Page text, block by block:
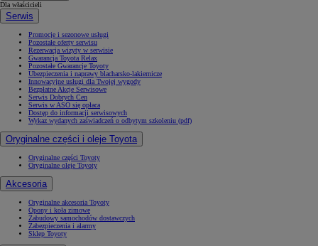
Dla właścicieli
Serwis
Promocje i sezonowe usługi
Pozostałe oferty serwisu
Rezerwacja wizyty w serwisie
Gwarancja Toyota Relax
Pozostałe Gwarancje Toyoty
Ubezpieczenia i naprawy blacharsko-lakiernicze
Innowacyjne usługi dla Twojej wygody
Bezpłatne Akcje Serwisowe
Serwis Dobrych Cen
Serwis w ASO się opłaca
Dostęp do informacji serwisowych
Wykaz wydanych zaświadczeń o odbytym szkoleniu (pdf)
Oryginalne części i oleje Toyota
Oryginalne części Toyoty
Oryginalne oleje Toyoty
Akcesoria
Oryginalne akcesoria Toyoty
Opony i koła zimowe
Zabudowy samochodów dostawczych
Zabezpieczenia i alarmy
Sklep Toyoty